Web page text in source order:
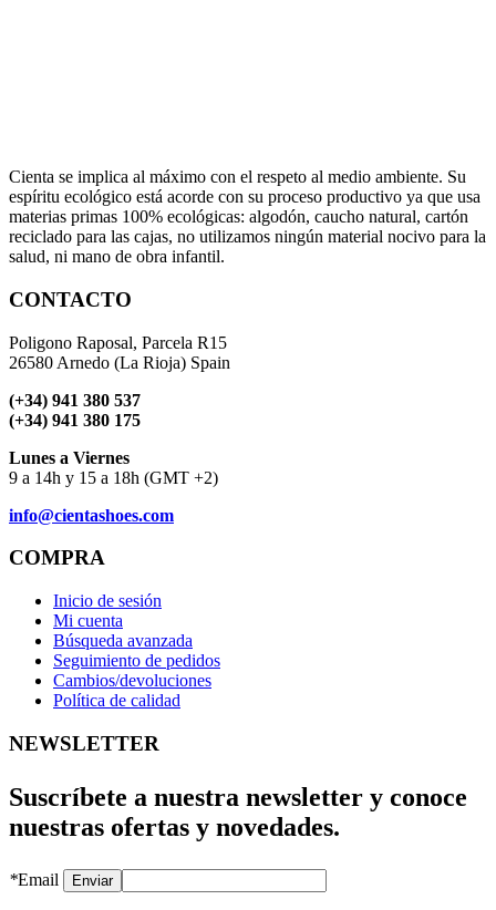
Cienta se implica al máximo con el respeto al medio ambiente. Su
espíritu ecológico está acorde con su proceso productivo ya que usa
materias primas 100% ecológicas: algodón, caucho natural, cartón
reciclado para las cajas, no utilizamos ningún material nocivo para la
salud, ni mano de obra infantil.
CONTACTO
Poligono Raposal, Parcela R15
26580 Arnedo (La Rioja) Spain
(+34) 941 380 537
(+34) 941 380 175
Lunes a Viernes
9 a 14h y 15 a 18h (GMT +2)
info@cientashoes.com
COMPRA
Inicio de sesión
Mi cuenta
Búsqueda avanzada
Seguimiento de pedidos
Cambios/devoluciones
Política de calidad
NEWSLETTER
Suscríbete a nuestra newsletter y conoce
nuestras ofertas y novedades.
*Email Enviar